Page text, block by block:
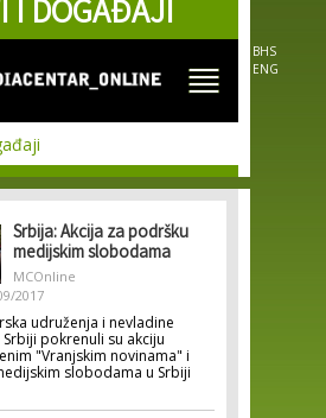
toI DOGAĐAJI
BHS
ENG
Srbija: Akcija za podršku
medijskim slobodama
MCOnline
2017
udruženja i nevladine
pokrenuli su akciju
"Vranjskim novinama" i
slobodama u Srbiji